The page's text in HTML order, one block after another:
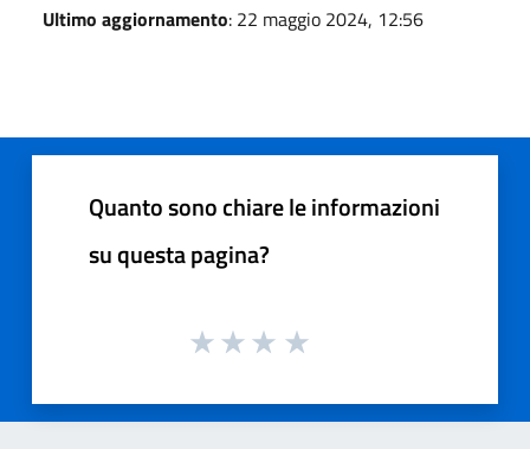
Ultimo aggiornamento: 22 maggio 2024, 12:56
Quanto sono chiare le informazioni
su questa pagina?